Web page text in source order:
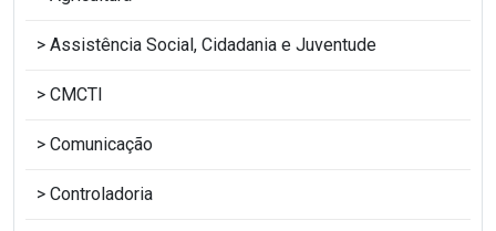
Assistência Social, Cidadania e Juventude
CMCTI
Comunicação
Controladoria